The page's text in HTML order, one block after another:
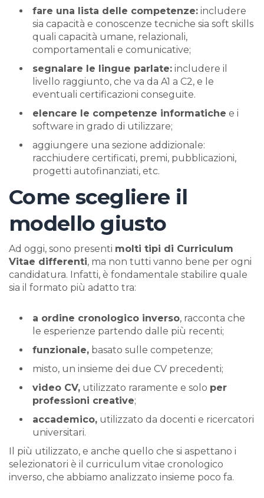
fare una lista delle competenze: includere
sia capacità e conoscenze tecniche sia soft skills
quali capacità umane, relazionali,
comportamentali e comunicative;
segnalare le lingue parlate: includere il
livello raggiunto, che va da A1 a C2, e le
eventuali certificazioni conseguite.
elencare le competenze informatiche e i
software in grado di utilizzare;
aggiungere una sezione addizionale:
racchiudere certificati, premi, pubblicazioni,
progetti autofinanziati, etc.
Come scegliere il
modello giusto
Ad oggi, sono presenti molti tipi di Curriculum
Vitae differenti, ma non tutti vanno bene per ogni
candidatura. Infatti, è fondamentale stabilire quale
sia il formato più adatto tra:
a ordine cronologico inverso, racconta che
le esperienze partendo dalle più recenti;
funzionale, basato sulle competenze;
misto, un insieme dei due CV precedenti;
video CV, utilizzato raramente e solo per
professioni creative;
accademico, utilizzato da docenti e ricercatori
universitari.
Il più utilizzato, e anche quello che si aspettano i
selezionatori è il curriculum vitae cronologico
inverso, che abbiamo analizzato insieme poco fa.